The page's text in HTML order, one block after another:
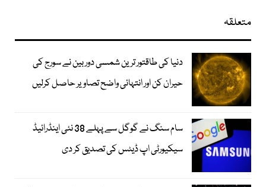
متعلقہ
دنیا کی طاقتور ترین شمسی دوربین نے سورج کی
حیران کن اور انتہائی واضح تصاویر حاصل کرلیں
سام سنگ نے گوگل سے پہلے 38 نئی اینڈرائیڈ
سیکیورٹی اپ ڈیٹس کی تصدیق کر دی